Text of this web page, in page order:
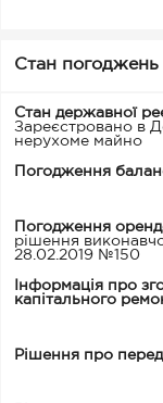
Стан погоджень
Стан державної
Зареєстровано в
нерухоме майно
Погодження
Погодження
рішення
28.02.2019 №150
Інформація про
капітального
Рішення про